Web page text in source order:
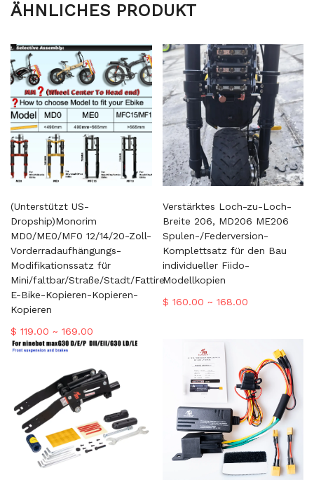
ÄHNLICHES PRODUKT
(Unterstützt US-
Dropship)Monorim
MD0/ME0/MF0 12/14/20-Zoll-
Vorderradaufhängungs-
Modifikationssatz für
Mini/faltbar/Straße/Stadt/Fattire
E-Bike-Kopieren-Kopieren-
Kopieren
$ 119.00 ~ 169.00
Verstärktes Loch-zu-Loch-
Breite 206, MD206 ME206
Spulen-/Federversion-
Komplettsatz für den Bau
individueller Fiido-
Modellkopien
$ 160.00 ~ 168.00